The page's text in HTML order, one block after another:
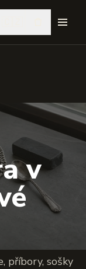
v
příbory, sošky